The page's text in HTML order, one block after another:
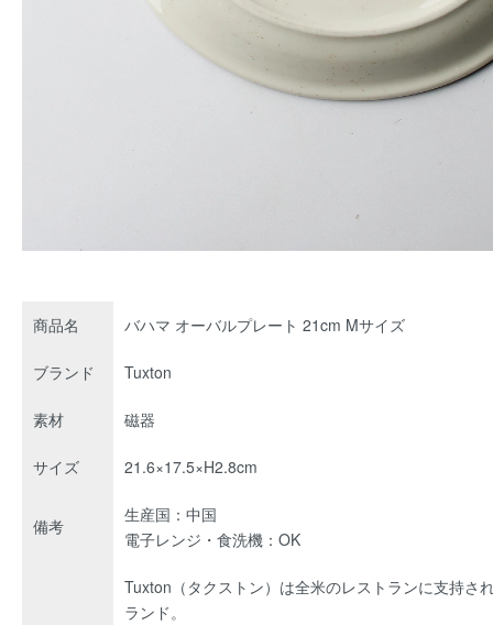
商品名 バハマ オーバルプレート 21cm Mサイズ
ブランド Tuxton
素材 磁器
サイズ 21.6×17.5×H2.8cm
備考
生産国：中国
電子レンジ・食洗機：OK
Tuxton（タクストン）は全米のレストランに支持さ
ランド。